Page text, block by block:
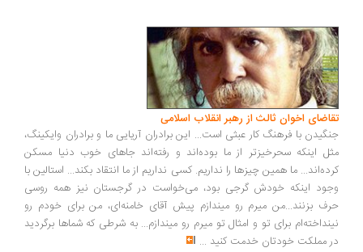
اخوان ثالث از رهبر انقلاب اسلامی
با فرهنگ کار عبثی است... این برادران آریایی ما و برادران وایکینگ،
اینکه سحرخیزتر از ما بوده‌اند و رفته‌اند جاهای خوب دنیا مسکن
ما همین چیزها را نداریم. کسی نداریم از ما انتقاد بکند... استالین با
اینکه خودش گرجی بود، می‌خواست در گرجستان نیز همه روسی
بزنند...من میرم رو میندازم پیش آقای خامنه‌ای، من برای خودم رو
برای تو و امثال تو میرم رو میندازم... به شرطی که شماها برگردید
مملکت خودتان خدمت کنید...